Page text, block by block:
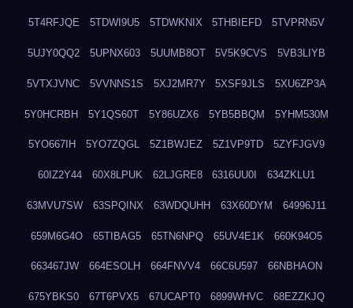
5T4RFJQE 5TDWI9U5 5TDWKNIX 5THBIEFD 5TVPRN5V
5UJY0QQ2 5UPNX603 5UUMB8OT 5V5K9CVS 5VB3LIYB
5VTXJVNC 5VVNNS1S 5XJ2MR7Y 5XSF9JLS 5XU6ZP3A
5Y0HCRBH 5Y1QS60T 5Y86UZX6 5YB5BBQM 5YHM530M
5YO667IH 5YO7ZQGL 5Z1BWJEZ 5Z1VP9TD 5ZYFJGV9
60IZ2Y44 60X8LPUK 62LJGRE8 6316UU0I 634ZKLU1
63MVU7SW 63SPQINX 63WDQUHH 63X60DYM 64996J11
659M6G4O 65TIBAG5 65TN6NPQ 65UV4E1K 660K94O5
663467JW 664ESOLH 664FNVV4 66C6U597 66NBHAON
675YBKS0 67T6PVX5 67UCAPT0 6899WHVC 68EZZKJQ